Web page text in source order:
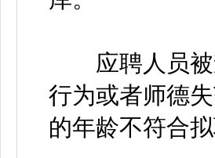
应聘人员被
行为或者师德
的年龄不符合